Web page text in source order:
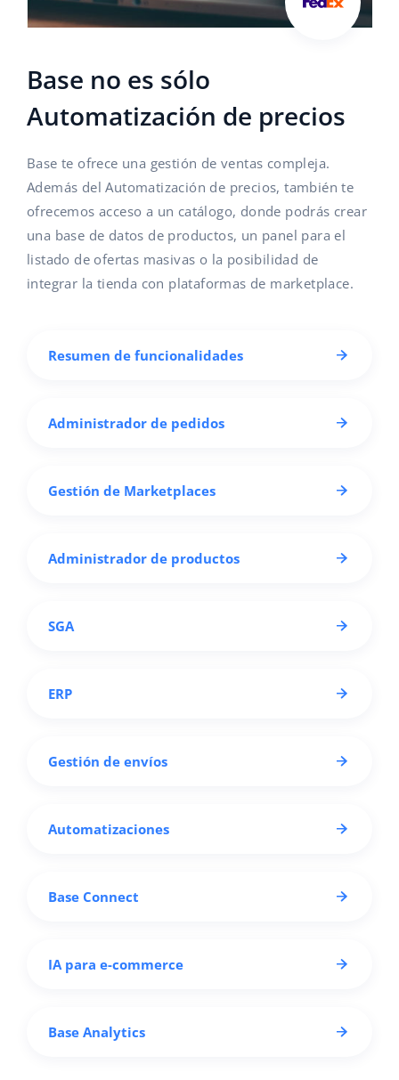
Base no es sólo
Automatización de precios
Base te ofrece una gestión de ventas compleja.
Además del Automatización de precios, también te
ofrecemos acceso a un catálogo, donde podrás crear
una base de datos de productos, un panel para el
listado de ofertas masivas o la posibilidad de
integrar la tienda con plataformas de marketplace.
Resumen de funcionalidades
Administrador de pedidos
Gestión de Marketplaces
Administrador de productos
SGA
ERP
Gestión de envíos
Automatizaciones
Base Connect
IA para e-commerce
Base Analytics